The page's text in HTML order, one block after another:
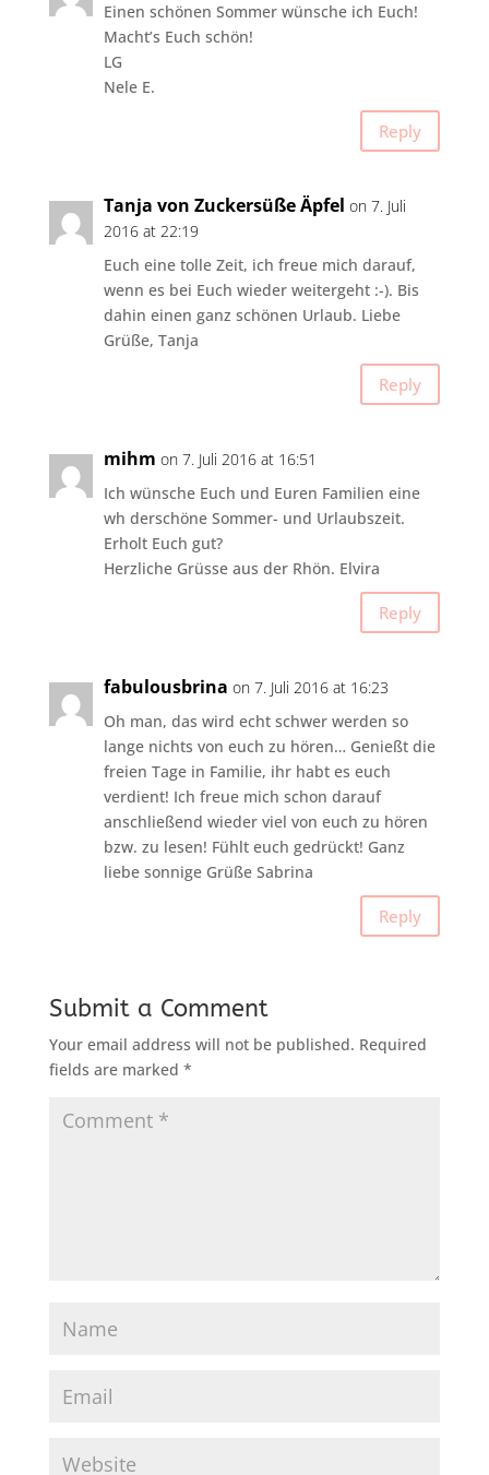
Einen schönen Sommer wünsche ich Euch!
Macht’s Euch schön!
LG
Nele E.
Reply
Tanja von Zuckersüße Äpfel on 7. Juli
2016 at 22:19
Euch eine tolle Zeit, ich freue mich darauf,
wenn es bei Euch wieder weitergeht :-). Bis
dahin einen ganz schönen Urlaub. Liebe
Grüße, Tanja
Reply
mihm on 7. Juli 2016 at 16:51
Ich wünsche Euch und Euren Familien eine
wh derschöne Sommer- und Urlaubszeit.
Erholt Euch gut?
Herzliche Grüsse aus der Rhön. Elvira
Reply
fabulousbrina on 7. Juli 2016 at 16:23
Oh man, das wird echt schwer werden so
lange nichts von euch zu hören… Genießt die
freien Tage in Familie, ihr habt es euch
verdient! Ich freue mich schon darauf
anschließend wieder viel von euch zu hören
bzw. zu lesen! Fühlt euch gedrückt! Ganz
liebe sonnige Grüße Sabrina
Reply
Submit a Comment
Your email address will not be published. Required
fields are marked *